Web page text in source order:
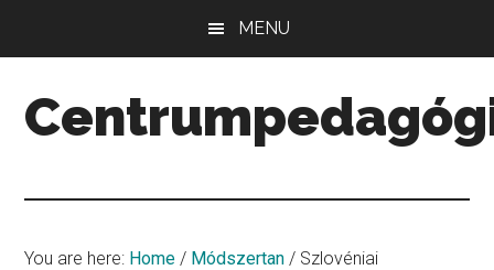
content
sidebar
sidebar
MENU
You are here: Home / Módszertan / Szlovéniai